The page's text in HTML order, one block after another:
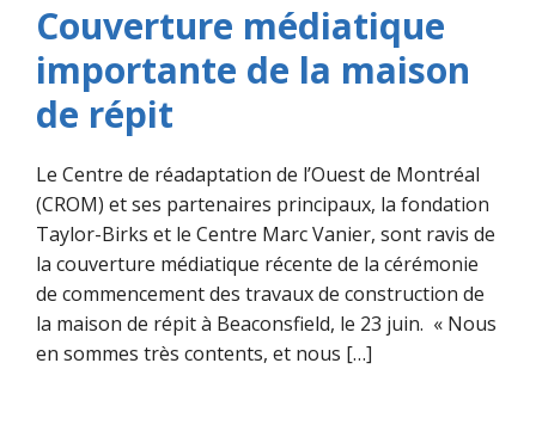
Couverture médiatique
importante de la maison
de répit
Le Centre de réadaptation de l’Ouest de Montréal
(CROM) et ses partenaires principaux, la fondation
Taylor-Birks et le Centre Marc Vanier, sont ravis de
la couverture médiatique récente de la cérémonie
de commencement des travaux de construction de
la maison de répit à Beaconsfield, le 23 juin. « Nous
en sommes très contents, et nous […]